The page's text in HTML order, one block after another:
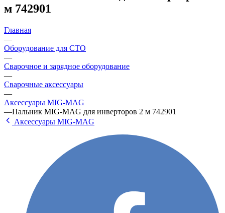
м 742901
Главная
—
Оборудование для СТО
—
Сварочное и зарядное оборудование
—
Сварочные аксессуары
—
Аксессуары МIG-МАG
—Пальник MIG-MAG для инверторов 2 м 742901
Аксессуары МIG-МАG